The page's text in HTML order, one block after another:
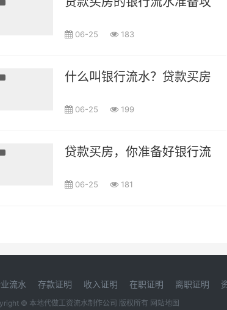
06-25 183
水贷款吗？什么叫银行流水？贷款买房的
06-25 199
要求? 贷款买房，你准备好银行流水
06-25 181
流水 存款证明 收入证明 在职证明 离职证明
© 本地代做工资流水制作公司 版权所有 网站地图